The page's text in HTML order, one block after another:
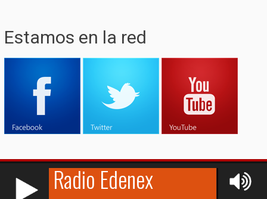
Estamos en la red
RCAST.NET
© (2009-2026)Edenex